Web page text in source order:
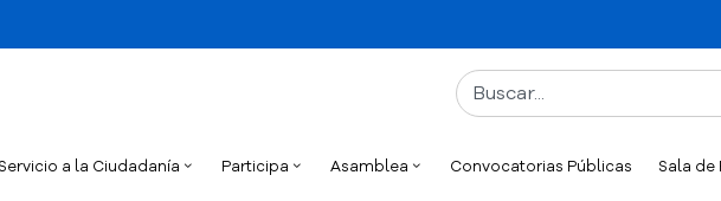
a la Ciudadanía Participa Asamblea Convocatorias Públicas Sala de